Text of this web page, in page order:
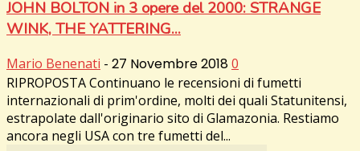
JOHN BOLTON in 3 opere del 2000: STRANGE
WINK, THE YATTERING...
Mario Benenati - 27 Novembre 20180
RIPROPOSTA Continuano le recensioni di fumetti
internazionali di prim'ordine, molti dei quali Statunitensi,
estrapolate dall'originario sito di Glamazonia. Restiamo
ancora negli USA con tre fumetti del...